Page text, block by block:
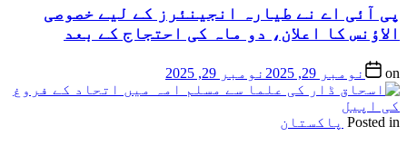
پی آئی اے نے طیارہ انجینئرز کے لیے خصوصی
الاؤنس کا اعلان، دو ماہ کی احتجاج کے بعد
on نومبر 29, 2025 نومبر 29, 2025
Posted in پاکستان